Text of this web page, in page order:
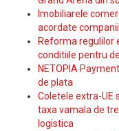
Imobiliarele
acordate
Reforma regulilor
conditiile pentru
NETOPIA
de plata
Coletele extra-UE
taxa vamala de
logistica